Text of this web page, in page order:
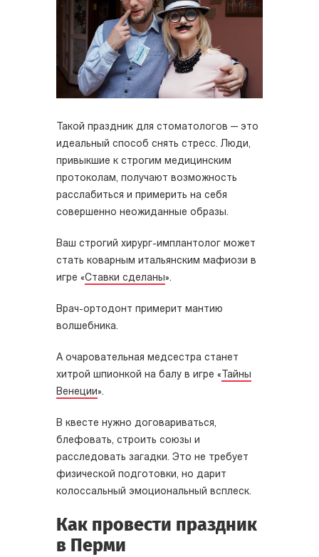
Такой праздник для стоматологов — это
идеальный способ снять стресс. Люди,
привыкшие к строгим медицинским
протоколам, получают возможность
расслабиться и примерить на себя
совершенно неожиданные образы.
Ваш строгий хирург-имплантолог может
стать коварным итальянским мафиози в
игре «Ставки сделаны».
Врач-ортодонт примерит мантию
волшебника.
А очаровательная медсестра станет
хитрой шпионкой на балу в игре « Тайны
Венеции».
В квесте нужно договариваться,
блефовать, строить союзы и
расследовать загадки. Это не требует
физической подготовки, но дарит
колоссальный эмоциональный всплеск.
Как провести праздник
в Перми